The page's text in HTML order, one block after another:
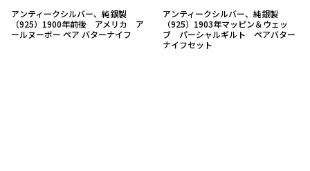
アンティークシルバー、純銀製
（925）1900年前後 アメリカ ア
ールヌーボー ペア バターナイフ
アンティークシルバー、純銀製
（925）1903年マッピン＆ウェッ
ブ パーシャルギルト ペアバター
ナイフセット